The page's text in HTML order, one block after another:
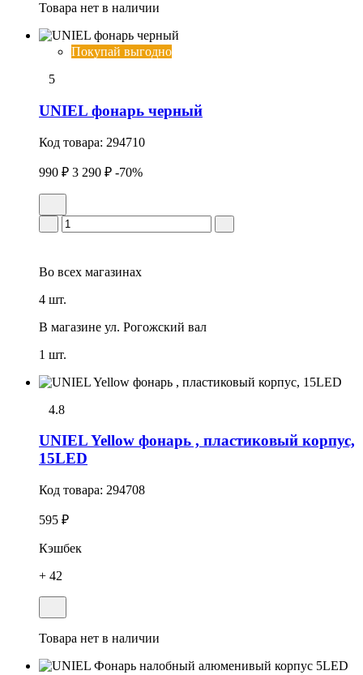
Товара нет в наличии
Покупай выгодно
5
UNIEL фонарь черный
Код товара: 294710
990 ₽ 3 290 ₽ -70%
Во всех магазинах
4 шт.
В магазине ул. Рогожский вал
1 шт.
4.8
UNIEL Yellow фонарь , пластиковый корпус,
15LED
Код товара: 294708
595 ₽
Кэшбек
+ 42
Товара нет в наличии